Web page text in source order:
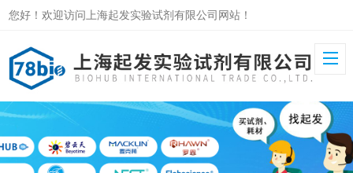
您好！欢迎访问上海起发实验试剂有限公司网站！